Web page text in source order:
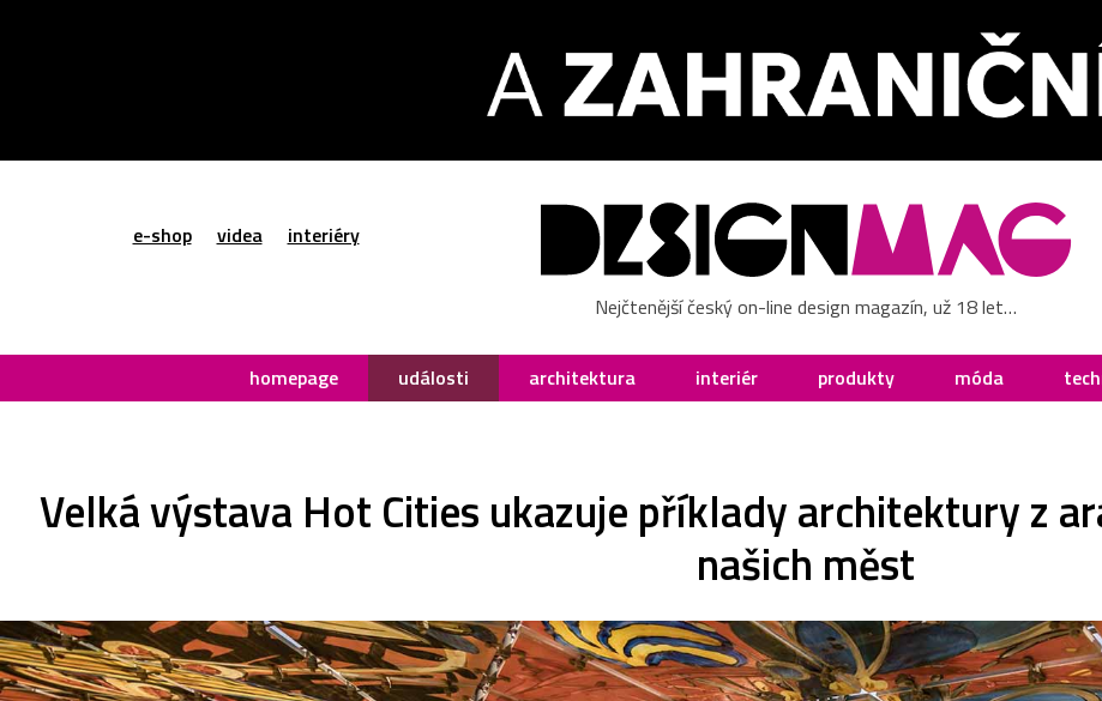
e-shop videa interiéry
Nejčtenější český on-line design magazín, už 18 let…
homepage události architektura interiér produkty móda
Velká výstava Hot Cities ukazuje příklady architektury z
našich měst